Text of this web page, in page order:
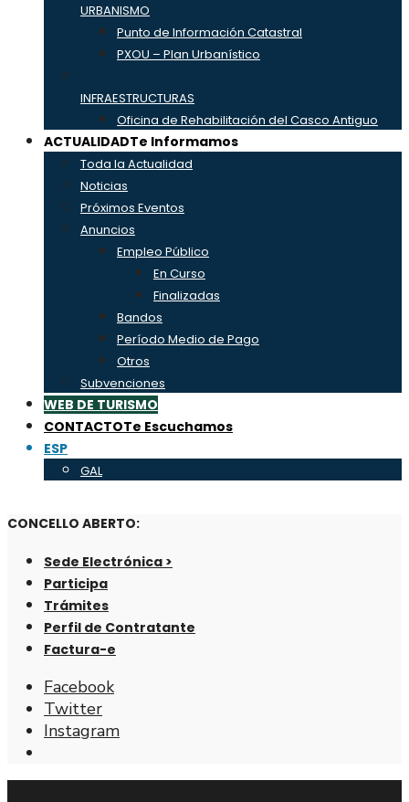
URBANISMO
Punto de Información Catastral
PXOU – Plan Urbanístico
INFRAESTRUCTURAS
Oficina de Rehabilitación del Casco Antiguo
ACTUALIDADTe Informamos
Toda la Actualidad
Noticias
Próximos Eventos
Anuncios
Empleo Público
En Curso
Finalizadas
Bandos
Período Medio de Pago
Otros
Subvenciones
WEB DE TURISMO
CONTACTOTe Escuchamos
ESP
GAL
CONCELLO ABERTO:
Sede Electrónica >
Participa
Trámites
Perfil de Contratante
Factura-e
Facebook
Twitter
Instagram